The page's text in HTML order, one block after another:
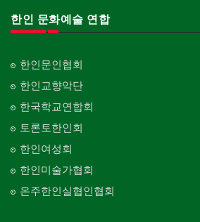
한인 문화예술 연합
한인문인협회
한인교향악단
한국학교연합회
토론토한인회
한인여성회
한인미술가협회
온주한인실협인협회